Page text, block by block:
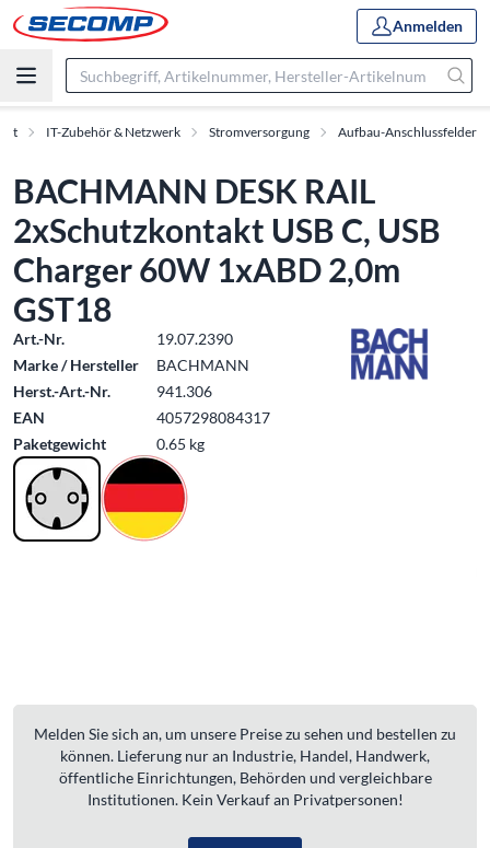
Anmelden
IT-Zubehör & Netzwerk Stromversorgung Aufbau-Anschlussfelder
BACHMANN DESK RAIL
2xSchutzkontakt USB C, USB
Charger 60W 1xABD 2,0m
GST18
Art.-Nr.
19.07.2390
Marke / Hersteller
BACHMANN
Herst.-Art.-Nr.
941.306
EAN
4057298084317
Paketgewicht
0.65 kg
Melden Sie sich an, um unsere Preise zu sehen und bestellen zu
können. Lieferung nur an Industrie, Handel, Handwerk,
öffentliche Einrichtungen, Behörden und vergleichbare
Institutionen. Kein Verkauf an Privatpersonen!